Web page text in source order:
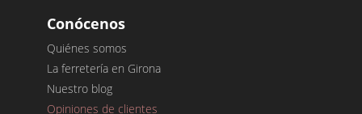
Conócenos
Quiénes somos
La ferretería en Girona
Nuestro blog
Opiniones de clientes